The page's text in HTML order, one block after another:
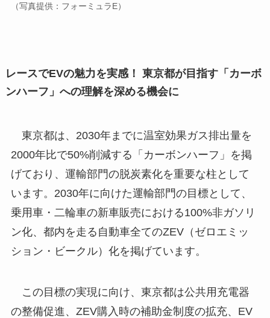
（写真提供：フォーミュラE）
レースでEVの魅力を実感！ 東京都が目指す「カーボ
ンハーフ」への理解を深める機会に
東京都は、2030年までに温室効果ガス排出量を
2000年比で50%削減する「カーボンハーフ」を掲
げており、運輸部門の脱炭素化を重要な柱として
います。2030年に向けた運輸部門の目標として、
乗用車・二輪車の新車販売における100%非ガソリ
ン化、都内を走る自動車全てのZEV（ゼロエミッ
ション・ビークル）化を掲げています。
この目標の実現に向け、東京都は公共用充電器
の整備促進、ZEV購入時の補助金制度の拡充、EV